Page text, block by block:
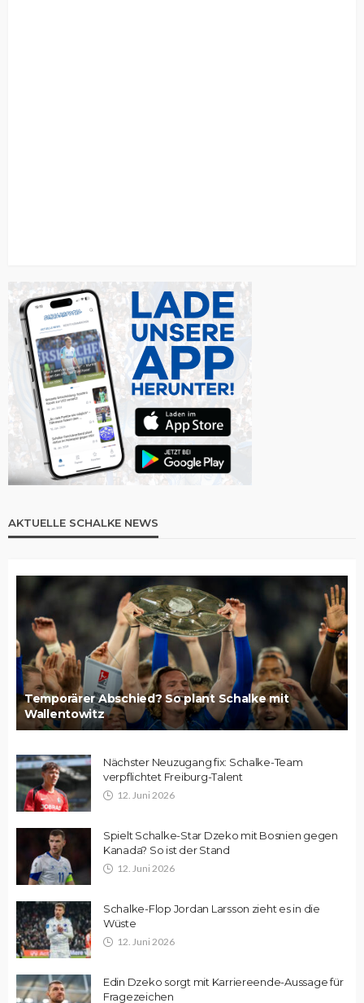
AKTUELLE SCHALKE NEWS
Temporärer Abschied? So plant Schalke mit
Wallentowitz
Nächster Neuzugang fix: Schalke-Team
verpflichtet Freiburg-Talent
12. Juni 2026
Spielt Schalke-Star Dzeko mit Bosnien gegen
Kanada? So ist der Stand
12. Juni 2026
Schalke-Flop Jordan Larsson zieht es in die
Wüste
12. Juni 2026
Edin Dzeko sorgt mit Karriereende-Aussage für
Fragezeichen